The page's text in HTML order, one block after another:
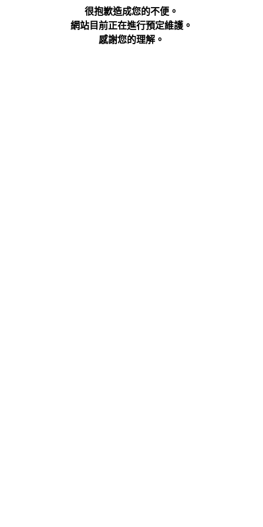
很抱歉造成您的不便。
網站目前正在進行預定維護。
感謝您的理解。